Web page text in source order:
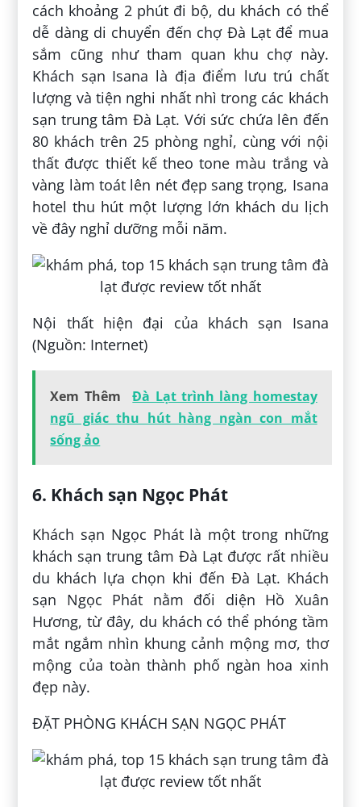
cách khoảng 2 phút đi bộ, du khách có thể
dễ dàng di chuyển đến chợ Đà Lạt để mua
sắm cũng như tham quan khu chợ này.
Khách sạn Isana là địa điểm lưu trú chất
lượng và tiện nghi nhất nhì trong các khách
sạn trung tâm Đà Lạt. Với sức chứa lên đến
80 khách trên 25 phòng nghỉ, cùng với nội
thất được thiết kế theo tone màu trắng và
vàng làm toát lên nét đẹp sang trọng, Isana
hotel thu hút một lượng lớn khách du lịch
về đây nghỉ dưỡng mỗi năm.
Nội thất hiện đại của khách sạn Isana
(Nguồn: Internet)
Xem Thêm
Đà Lạt trình làng homestay
ngũ giác thu hút hàng ngàn con mắt
sống ảo
6. Khách sạn Ngọc Phát
Khách sạn Ngọc Phát là một trong những
khách sạn trung tâm Đà Lạt được rất nhiều
du khách lựa chọn khi đến Đà Lạt. Khách
sạn Ngọc Phát nằm đối diện Hồ Xuân
Hương, từ đây, du khách có thể phóng tầm
mắt ngắm nhìn khung cảnh mộng mơ, thơ
mộng của toàn thành phố ngàn hoa xinh
đẹp này.
ĐẶT PHÒNG KHÁCH SẠN NGỌC PHÁT